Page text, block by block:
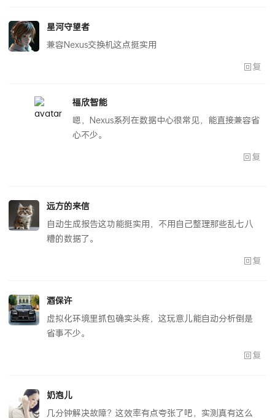
星河守望者
兼容Nexus交换机这点挺实用
回复
福欣智能
嗯，Nexus系列在数据中心很常见，能直接兼容省
心不少。
回复
远方的来信
自动生成报告这功能挺实用，不用自己整理那些乱七八
糟的数据了。
回复
酒保许
虚拟化环境里抓包确实头疼，这玩意儿能自动分析倒是
省事不少。
回复
奶泡儿
几分钟解决故障？这效率有点夸张了吧，实测真有这么